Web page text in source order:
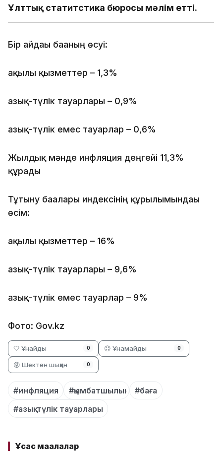
Ұлттық статитстика бюросы мәлім етті.
Бір айдағы бағаның өсуі:
ақылы қызметтер – 1,3%
азық-түлік тауарлары – 0,9%
азық-түлік емес тауарлар – 0,6%
Жылдық мәнде инфляция деңгейі 11,3%
құрады
Тұтыну бағалары индексінің құрылымындағы
өсім:
ақылы қызметтер – 16%
азық-түлік тауарлары – 9,6%
азық-түлік емес тауарлар – 9%
Фото: Gov.kz
🤍 Ұнайды 0 😞 Ұнамайды 0
😡 Шектен шыққан 0
#инфляция #қымбатшылық
#баға
#азық-түлік тауарлары
Ұқсас мақалалар